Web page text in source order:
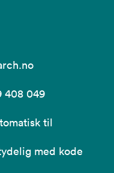
408 049
til
med kode